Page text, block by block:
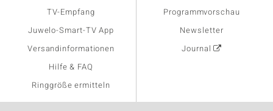
TV-Empfang
Juwelo-Smart-TV App
Versandinformationen
Hilfe & FAQ
Ringgröße ermitteln
Programmvorschau
Newsletter
Journal